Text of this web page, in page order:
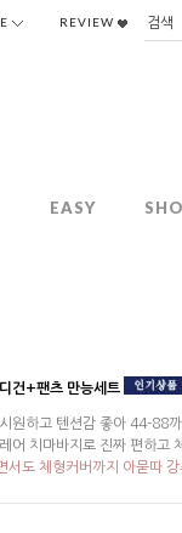
REVIEW
EASY
건+팬츠 만능세트
원하고 텐션감 좋아 44-88
어 치마바지로 진짜 편하고
서도 체형커버까지 아묻따